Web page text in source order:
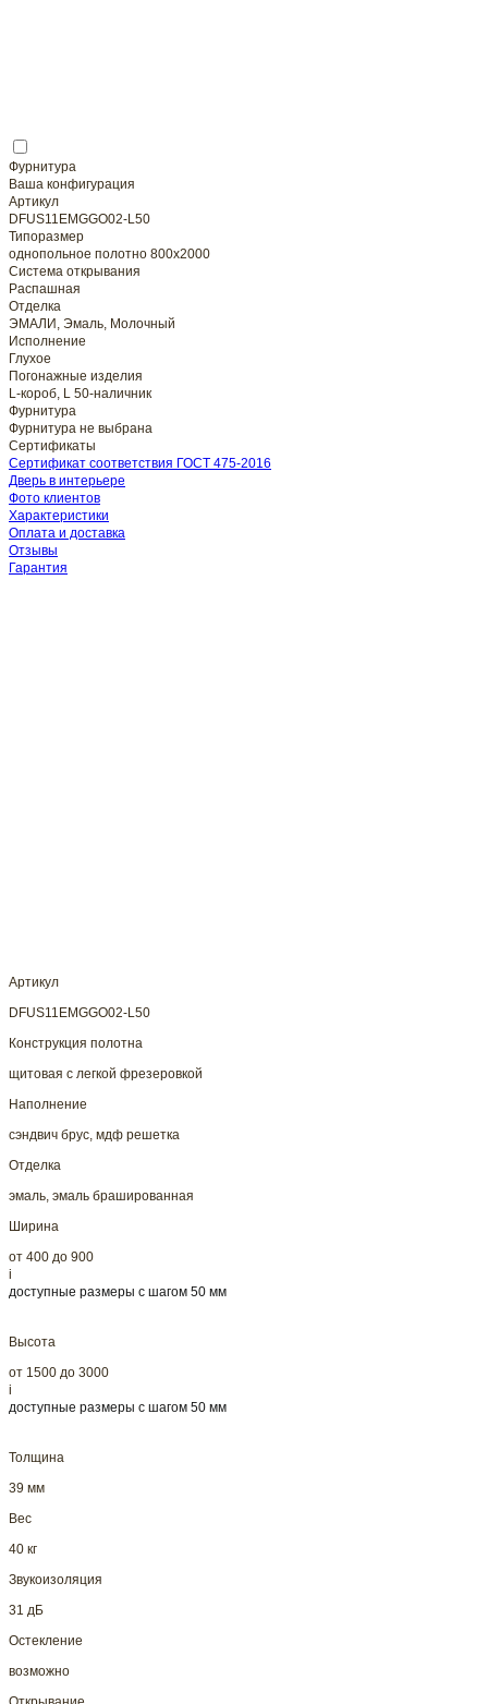
Фурнитура
Ваша конфигурация
Артикул
DFUS11EMGGO02-L50
Типоразмер
однопольное полотно 800x2000
Система открывания
Распашная
Отделка
ЭМАЛИ, Эмаль, Молочный
Исполнение
Глухое
Погонажные изделия
L-короб, L 50-наличник
Фурнитура
Фурнитура не выбрана
Сертификаты
Сертификат соответствия ГОСТ 475-2016
Дверь в интерьере
Фото клиентов
Характеристики
Оплата и доставка
Отзывы
Гарантия
Артикул
DFUS11EMGGO02-L50
Конструкция полотна
щитовая с легкой фрезеровкой
Наполнение
сэндвич брус, мдф решетка
Отделка
эмаль, эмаль брашированная
Ширина
от 400 до 900
i
доступные размеры с шагом 50 мм
Высота
от 1500 до 3000
i
доступные размеры с шагом 50 мм
Толщина
39 мм
Вес
40 кг
Звукоизоляция
31 дБ
Остекление
возможно